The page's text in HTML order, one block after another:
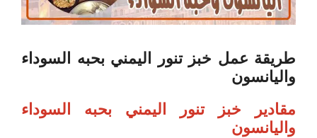
طريقة عمل خبز تنور اليمني بحبه السوداء
واليانسون
مقادير خبز تنور اليمني بحبه السوداء
واليانسون